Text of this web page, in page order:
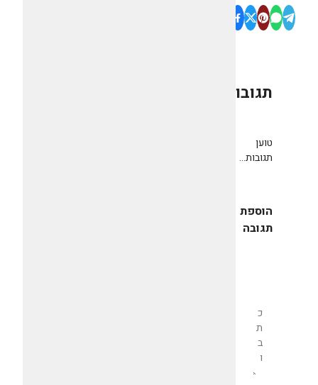
תגובות
טוען
תגובות...
הוספת
תגובה